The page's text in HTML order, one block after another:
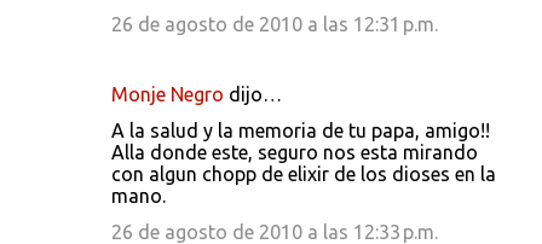
26 de agosto de 2010 a las 12:31 p.m.
Monje Negro dijo…
A la salud y la memoria de tu papa, amigo!!
Alla donde este, seguro nos esta mirando
con algun chopp de elixir de los dioses en la
mano.
26 de agosto de 2010 a las 12:33 p.m.